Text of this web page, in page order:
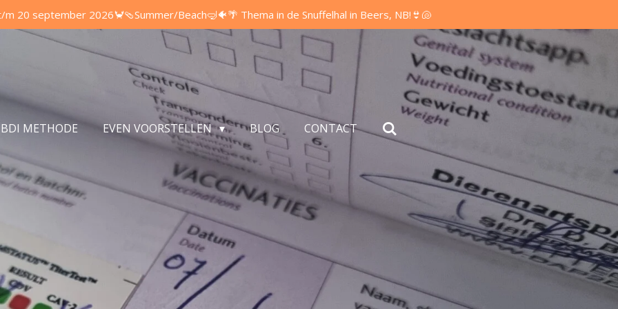
20 september 2026🦀🩴Summer/Beach🤿🐠🌴 Thema in de Snuffelhal in Beers, NB!👙🐚
BDI METHODE EVEN VOORSTELLEN BLOG CONTACT